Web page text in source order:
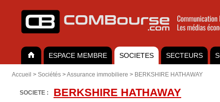
ESPACE MEMBRE SOCIETES SECTEURS
Accueil > Sociétés >Assurance immobiliere > BERKSHIRE HATHAWAY
SOCIETE : BERKSHIRE HATHAWAY